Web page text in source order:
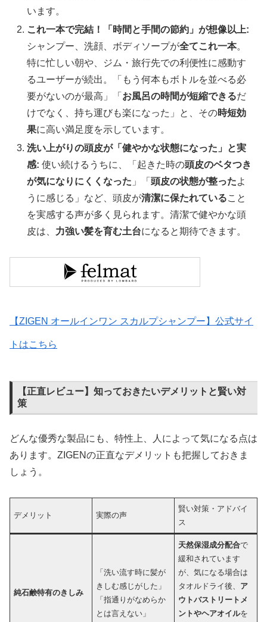
います。
これ一本で完結！「時間と手間の節約」が想像以上:
シャンプー、洗顔、ボディソープが全てこれ一本。
特に忙しい朝や、ジム・旅行先での利便性に感動す
るユーザーが続出。「もう何本もボトルを並べる必
要がないのが最高」「 お風呂の時間が短縮できるだ
けでなく、持ち運びも楽になった」と、その時短効
果に高い満足度を示しています。
洗い上がりの頭皮が「健やかな状態になった」と実
感: 使い続けるうちに、「起きた時の頭皮のベタつき
が気になりにくくなった 」「頭皮の状態が整ったよ
うに感じる」など、頭皮が清潔に保たれていること
を実感する声が多く見られます。清潔で健やかな頭
皮は、 力強い髪を育む土台になると期待できます。
【ZIGEN オールインワン スカルプシャンプー】公式サイ
トはこちら
【正直レビュー】知っておきたいデメリットと賢い対
策
どんな優秀な製品にも、特性上、人によって気になる点は
あります。ZIGENの正直なデメリットも把握しておきま
しょう。
デメリット 実際の声
賢い対策・アドバイ
ス
純石鹸特有のきしみ
「洗い流す時に髪が
きしむ感じがした」
「指通りがなめらか
とは言えない」
天然保湿成分配合で
緩和されています
が、気になる場合は
タオルドライ後、 ア
ウトバストリートメ
ントやヘアオイルを